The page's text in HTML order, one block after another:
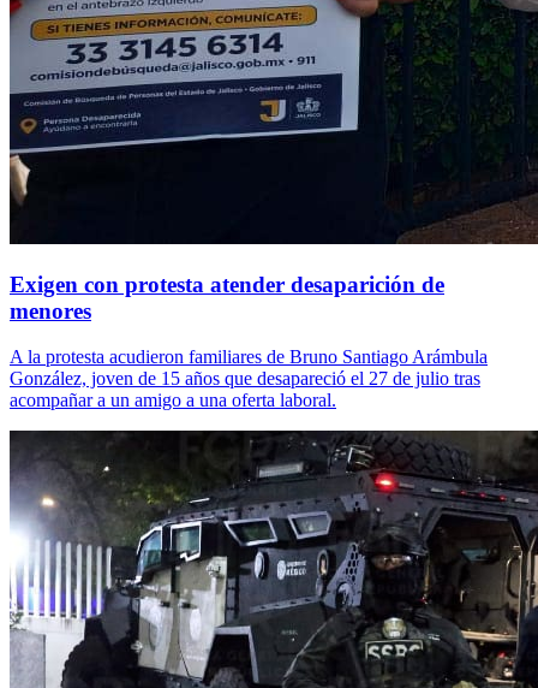
Exigen con protesta atender desaparición de
menores
A la protesta acudieron familiares de Bruno Santiago Arámbula
González, joven de 15 años que desapareció el 27 de julio tras
acompañar a un amigo a una oferta laboral.